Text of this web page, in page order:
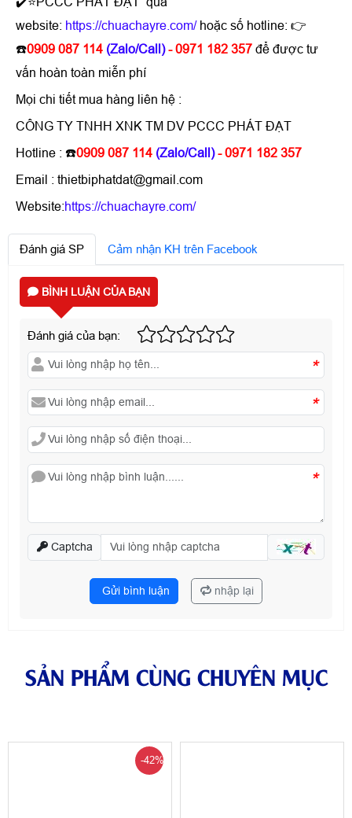
website: https://chuachayre.com/ hoặc số hotline: 👉
☎️0909 087 114 (Zalo/Call) - 0971 182 357 để được tư
vấn hoàn toàn miễn phí
Mọi chi tiết mua hàng liên hệ :
CÔNG TY TNHH XNK TM DV PCCC PHÁT ĐẠT
Hotline : ☎️0909 087 114 (Zalo/Call) - 0971 182 357
Email : thietbiphatdat@gmail.com
Website:https://chuachayre.com/
Đánh giá SP Cảm nhận KH trên Facebook
BÌNH LUẬN CỦA BẠN
Đánh giá của bạn:
*
*
*
Captcha
Gửi bình luận nhập lại
SẢN PHẨM CÙNG CHUYÊN MỤC
-42%